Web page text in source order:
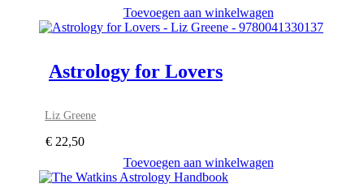
Toevoegen aan winkelwagen
Astrology for Lovers
Liz Greene
€ 22,50
Toevoegen aan winkelwagen